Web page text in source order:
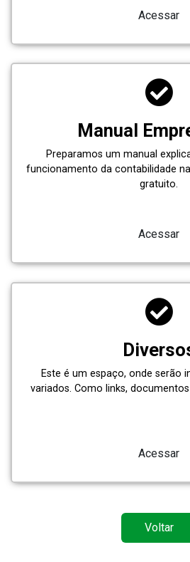
Acessar
Manual
Preparamos um manual
funcionamento da contabilidade
gratuito.
Acessar
Este é um espaço, onde serão
variados. Como links,
Acessar
Voltar